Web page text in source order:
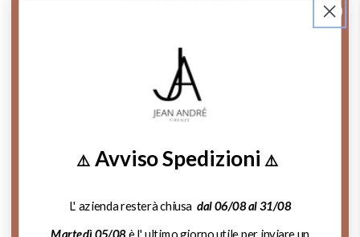
Contattaci su Whatsapp
⚠️ Avviso Spedizioni ⚠️
L' azienda resterà chiusa dal 06/08 al 31/08
Martedì 05/08è l' ultimo giorno utile per inviare un